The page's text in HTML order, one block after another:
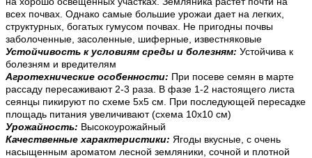
всех почвах. Однако самые большие урожаи дает на легких,
структурных, богатых гумусом почвах. Не пригодны почвы
заболоченные, засоленные, шиферные, известняковые
Устойчивость к условиям среды и болезням: Устойчива к
болезням и вредителям
Агротехнические особенности: При посеве семян в марте
рассаду пересаживают 2-3 раза. В фазе 1-2 настоящего листа
сеянцы пикируют по схеме 5x5 см. При последующей пересадке
площадь питания увеличивают (схема 10x10 см)
Урожайность: Высокоурожайный
Качественные характеристики: Ягоды вкусные, с очень
насыщенным ароматом лесной земляники, сочной и плотной